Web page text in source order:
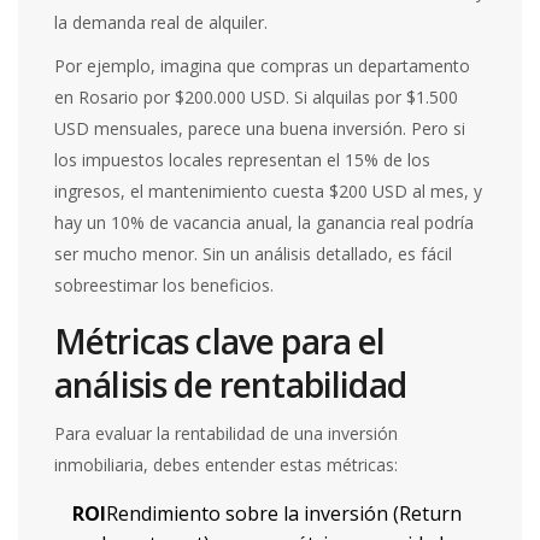
la demanda real de alquiler.
Por ejemplo, imagina que compras un departamento
en Rosario por $200.000 USD. Si alquilas por $1.500
USD mensuales, parece una buena inversión. Pero si
los impuestos locales representan el 15% de los
ingresos, el mantenimiento cuesta $200 USD al mes, y
hay un 10% de vacancia anual, la ganancia real podría
ser mucho menor. Sin un análisis detallado, es fácil
sobreestimar los beneficios.
Métricas clave para el
análisis de rentabilidad
Para evaluar la rentabilidad de una inversión
inmobiliaria, debes entender estas métricas:
ROIRendimiento sobre la inversión (Return